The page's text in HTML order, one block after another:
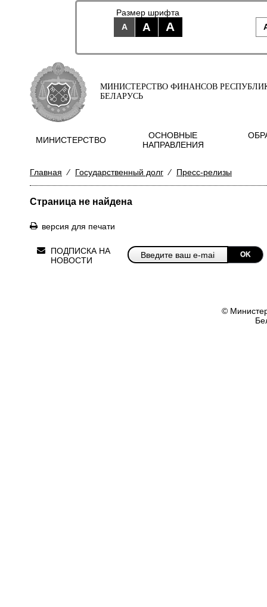
Размер шрифта
A
A A
МИНИСТЕРСТВО ФИНАНСОВ
БЕЛАРУСЬ
МИНИСТЕРСТВО
ОСНОВНЫЕ
НАПРАВЛЕНИЯ
Главная ⁄ Государственный долг ⁄ Пресс-релизы
Страница не найдена
версия для печати
ПОДПИСКА НА
НОВОСТИ
OK
©